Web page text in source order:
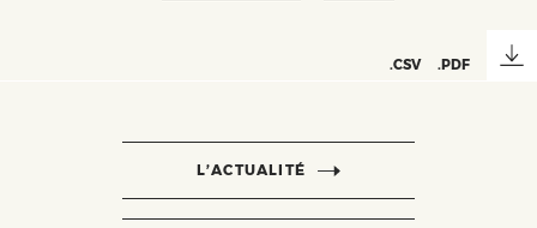
.CSV .PDF
L’ACTUALITÉ